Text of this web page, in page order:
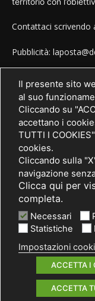
Contattaci scrivendo
Pubblicità:
Tel. 389 1492573
SEGUICI
© 2021 PRIMA Società
03075750962
Informativa privacy
by ACsite, web
Il presente sito
al suo
Cliccando su
accettano i
TUTTI I
cookies.
Cliccando sulla
navigazione
Clicca qui per
completa.
Necessari
Statistiche
Impostazioni
ACCETTA I
ACCETTA